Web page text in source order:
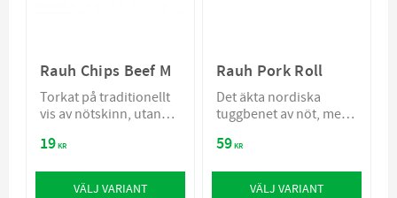
Rauh Chips Beef M
Torkat på traditionellt
vis av nötskinn, utan
19KR
VÄLJ VARIANT
Rauh Pork Roll
Det äkta nordiska
tuggbenet av nöt, med
59KR
VÄLJ VARIANT